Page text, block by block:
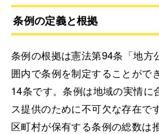
条例の定義と根拠
条例の根拠は憲法第94条「地
囲内で条例を制定することがで
14条です。条例は地域の実情に
ス提供のために不可欠な存在で
区町村が保有する条例の総数は